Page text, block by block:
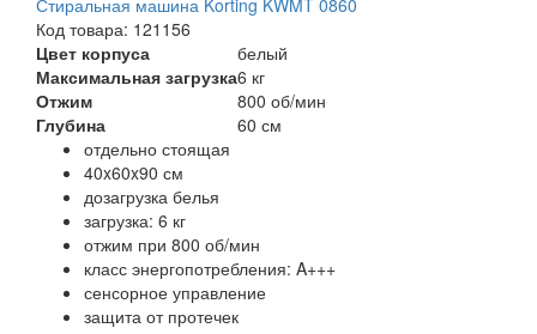
Код товара: 121156
Цвет корпуса
белый
Максимальная загрузка6 кг
Отжим
800 об/мин
Глубина
60 см
отдельно стоящая
40x60x90 см
дозагрузка белья
загрузка: 6 кг
отжим при 800 об/мин
класс энергопотребления: A+++
сенсорное управление
защита от протечек